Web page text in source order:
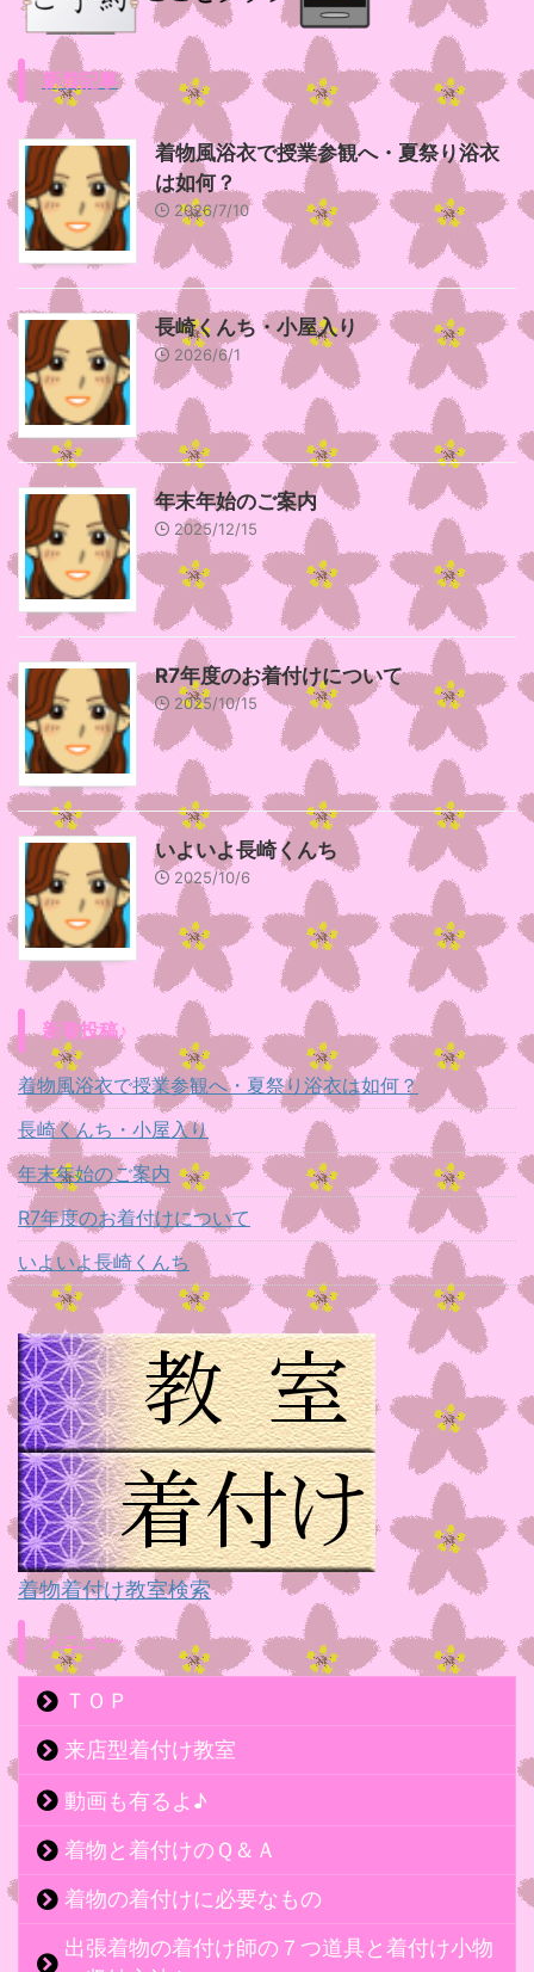
新着記事
着物風浴衣で授業参観へ・夏祭り浴衣
は如何？
2026/7/10
長崎くんち・小屋入り
2026/6/1
年末年始のご案内
2025/12/15
R7年度のお着付けについて
2025/10/15
いよいよ長崎くんち
2025/10/6
新着投稿♪
着物風浴衣で授業参観へ・夏祭り浴衣は如何？
長崎くんち・小屋入り
年末年始のご案内
R7年度のお着付けについて
いよいよ長崎くんち
着物着付け教室検索
メニュー
ＴＯＰ
来店型着付け教室
動画も有るよ♪
着物と着付けのＱ＆Ａ
着物の着付けに必要なもの
出張着物の着付け師の７つ道具と着付け小物